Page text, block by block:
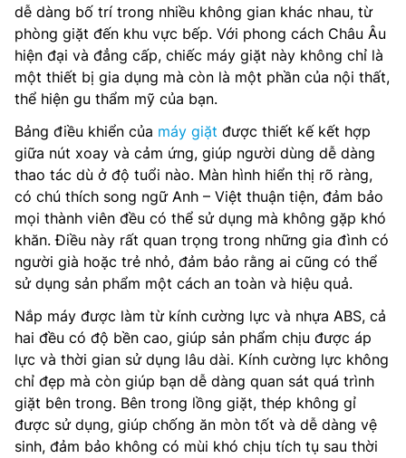
dễ dàng bố trí trong nhiều không gian khác nhau, từ
phòng giặt đến khu vực bếp. Với phong cách Châu Âu
hiện đại và đẳng cấp, chiếc máy giặt này không chỉ là
một thiết bị gia dụng mà còn là một phần của nội thất,
thể hiện gu thẩm mỹ của bạn.
Bảng điều khiển của máy giặt được thiết kế kết hợp
giữa nút xoay và cảm ứng, giúp người dùng dễ dàng
thao tác dù ở độ tuổi nào. Màn hình hiển thị rõ ràng,
có chú thích song ngữ Anh – Việt thuận tiện, đảm bảo
mọi thành viên đều có thể sử dụng mà không gặp khó
khăn. Điều này rất quan trọng trong những gia đình có
người già hoặc trẻ nhỏ, đảm bảo rằng ai cũng có thể
sử dụng sản phẩm một cách an toàn và hiệu quả.
Nắp máy được làm từ kính cường lực và nhựa ABS, cả
hai đều có độ bền cao, giúp sản phẩm chịu được áp
lực và thời gian sử dụng lâu dài. Kính cường lực không
chỉ đẹp mà còn giúp bạn dễ dàng quan sát quá trình
giặt bên trong. Bên trong lồng giặt, thép không gỉ
được sử dụng, giúp chống ăn mòn tốt và dễ dàng vệ
sinh, đảm bảo không có mùi khó chịu tích tụ sau thời